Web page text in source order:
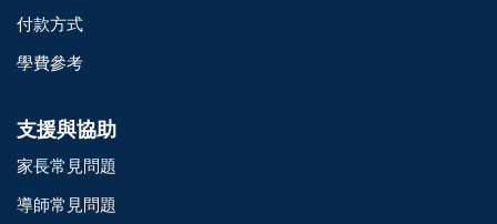
付款方式
學費參考
支援與協助
家長常見問題
導師常見問題